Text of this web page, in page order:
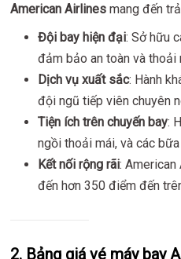
American Airlines mang đến
Đội bay hiện đại: Sở hữu
đảm bảo an toàn và thoải
Dịch vụ xuất sắc: Hành
đội ngũ tiếp viên chuyên
Tiện ích trên chuyến bay:
ngồi thoải mái, và các
Kết nối rộng rãi:
đến hơn 350 điểm đến
2. Bảng giá vé máy bay